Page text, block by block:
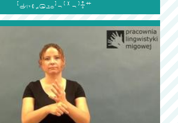
